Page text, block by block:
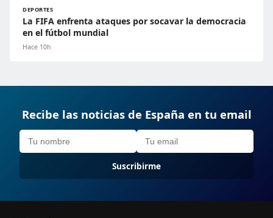
DEPORTES
La FIFA enfrenta ataques por socavar la democracia
en el fútbol mundial
Hace 10h
Recibe las noticias de España en tu email
Suscribirme